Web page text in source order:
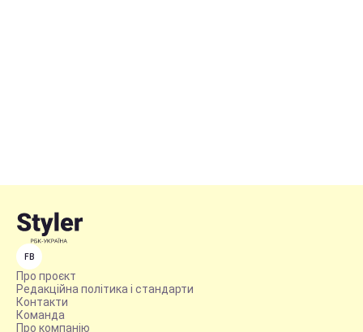
FB
Про проєкт
Редакційна політика і стандарти
Контакти
Команда
Про компанію